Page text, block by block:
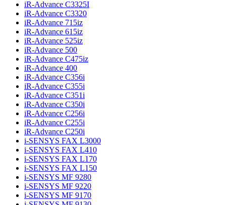
iR-Advance C3325I
iR-Advance C3320
iR-Advance 715iz
iR-Advance 615iz
iR-Advance 525iz
iR-Advance 500
iR-Advance C475iz
iR-Advance 400
iR-Advance C356i
iR-Advance C355i
iR-Advance C351i
iR-Advance C350i
iR-Advance C256i
iR-Advance C255i
iR-Advance C250i
i-SENSYS FAX L3000
i-SENSYS FAX L410
i-SENSYS FAX L170
i-SENSYS FAX L150
i-SENSYS MF 9280
i-SENSYS MF 9220
i-SENSYS MF 9170